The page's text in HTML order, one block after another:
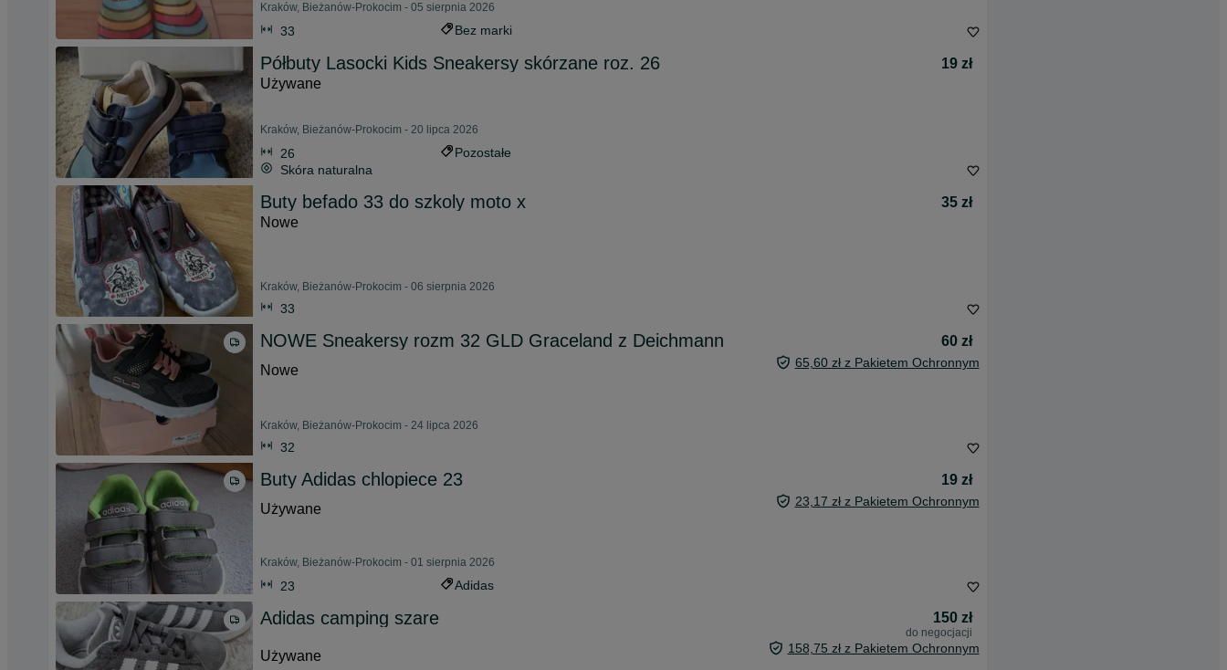
Kraków, Bieżanów-Prokocim - 05 sierpnia 2026
33 Bez marki
Półbuty Lasocki Kids Sneakersy skórzane roz. 26
19 zł
Używane
Kraków, Bieżanów-Prokocim - 20 lipca 2026
26
Pozostałe
Skóra naturalna
Buty befado 33 do szkoly moto x
35 zł
Nowe
Kraków, Bieżanów-Prokocim - 06 sierpnia 2026
33
NOWE Sneakersy rozm 32 GLD Graceland z Deichmann
60 zł
Nowe
65,60 zł z Pakietem Ochronnym
Kraków, Bieżanów-Prokocim - 24 lipca 2026
32
Buty Adidas chlopiece 23
19 zł
Używane
23,17 zł z Pakietem Ochronnym
Kraków, Bieżanów-Prokocim - 01 sierpnia 2026
23 Adidas
Adidas camping szare 150 zł
do negocjacji
Używane 158,75 zł z Pakietem Ochronnym